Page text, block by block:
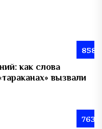
858
как слова
вызвали
763